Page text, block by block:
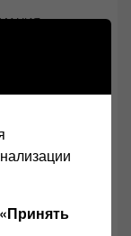
и по-
«Принять